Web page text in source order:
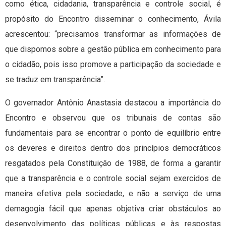
como ética, cidadania, transparência e controle social, é
propósito do Encontro disseminar o conhecimento, Ávila
acrescentou: “precisamos transformar as informações de
que dispomos sobre a gestão pública em conhecimento para
o cidadão, pois isso promove a participação da sociedade e
se traduz em transparência”.
O governador Antônio Anastasia destacou a importância do
Encontro e observou que os tribunais de contas são
fundamentais para se encontrar o ponto de equilíbrio entre
os deveres e direitos dentro dos princípios democráticos
resgatados pela Constituição de 1988, de forma a garantir
que a transparência e o controle social sejam exercidos de
maneira efetiva pela sociedade, e não a serviço de uma
demagogia fácil que apenas objetiva criar obstáculos ao
desenvolvimento das políticas públicas e às respostas